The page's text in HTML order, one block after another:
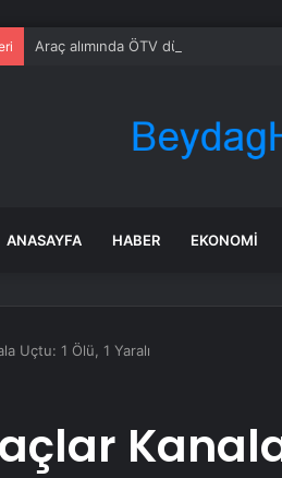
Araç alımında ÖTV düzenlemesi:
ANASAYFA HABER EKONOMI
Uçtu: 1 Ölü, 1 Yaralı